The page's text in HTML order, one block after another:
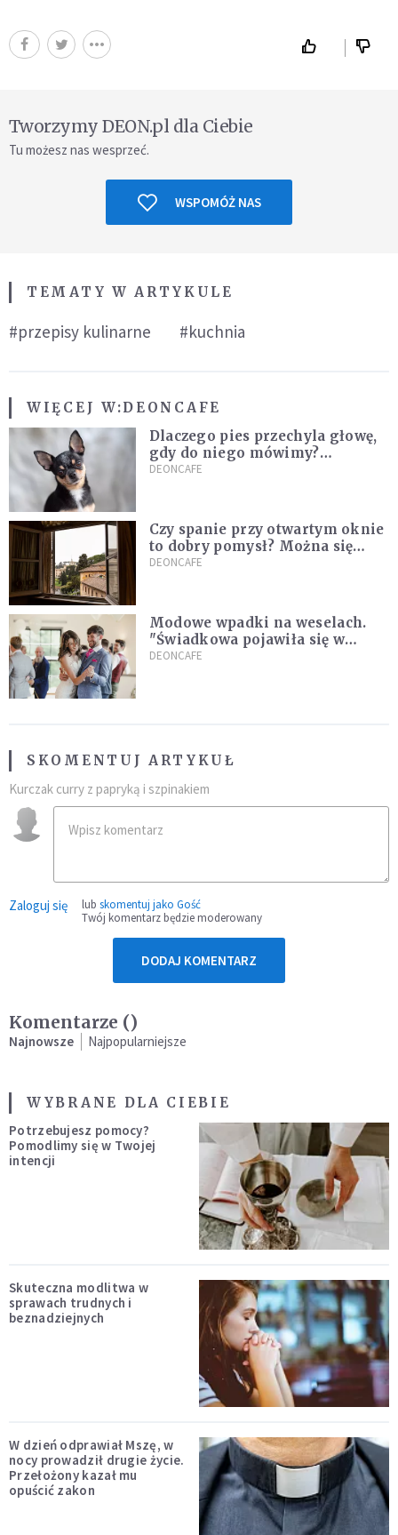
Tworzymy DEON.pl dla Ciebie
Tu możesz nas wesprzeć.
WSPOMÓŻ NAS
TEMATY W ARTYKULE
#przepisy kulinarne #kuchnia
WIĘCEJ W:DEONCAFE
Dlaczego pies przechyla głowę,
gdy do niego mówimy?
Weterynarz wyjaśnia
DEONCAFE
Czy spanie przy otwartym oknie
to dobry pomysł? Można się
zdziwić, co mówią o tym
DEONCAFE
Modowe wpadki na weselach.
"Świadkowa pojawiła się w
czarnej, koronkowej mini"
DEONCAFE
SKOMENTUJ ARTYKUŁ
Kurczak curry z papryką i szpinakiem
Zaloguj się lub skomentuj jako Gość
Twój komentarz będzie moderowany
DODAJ KOMENTARZ
Komentarze ()
Najnowsze Najpopularniejsze
WYBRANE DLA CIEBIE
Potrzebujesz pomocy?
Pomodlimy się w Twojej
intencji
Skuteczna modlitwa w
sprawach trudnych i
beznadziejnych
W dzień odprawiał Mszę, w
nocy prowadził drugie życie.
Przełożony kazał mu
opuścić zakon